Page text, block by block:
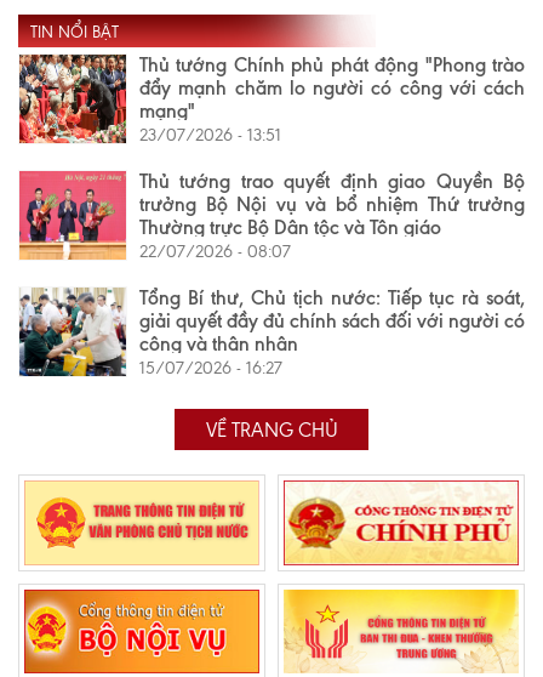
TIN NỔI BẬT
Thủ tướng Chính phủ phát động "Phong trào
đẩy mạnh chăm lo người có công với cách
mạng"
23/07/2026 - 13:51
Thủ tướng trao quyết định giao Quyền Bộ
trưởng Bộ Nội vụ và bổ nhiệm Thứ trưởng
Thường trực Bộ Dân tộc và Tôn giáo
22/07/2026 - 08:07
Tổng Bí thư, Chủ tịch nước: Tiếp tục rà soát,
giải quyết đầy đủ chính sách đối với người có
công và thân nhân
15/07/2026 - 16:27
VỀ TRANG CHỦ